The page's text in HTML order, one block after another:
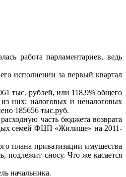
работа парламентариев, ведь
исполнении за первый квартал
тыс. рублей, или 118,9% общего
них: налоговых и неналоговых
185656 тыс.руб.
часть бюджета возврата
семей ФЦП «Жилище» на 2011-
плана приватизации имущества
подлежит сносу. Что же касается
начальника.